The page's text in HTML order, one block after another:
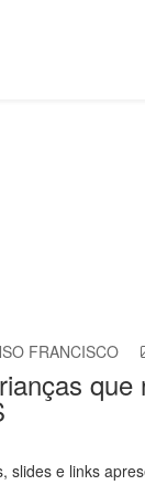
FRANCISCO
slides e links